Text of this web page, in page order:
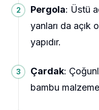
Pergola: Üstü
yanları da açık
yapıdır.
Çardak:
bambu